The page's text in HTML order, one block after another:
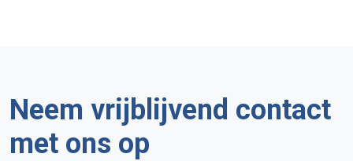
Neem vrijblijvend contact
met ons op